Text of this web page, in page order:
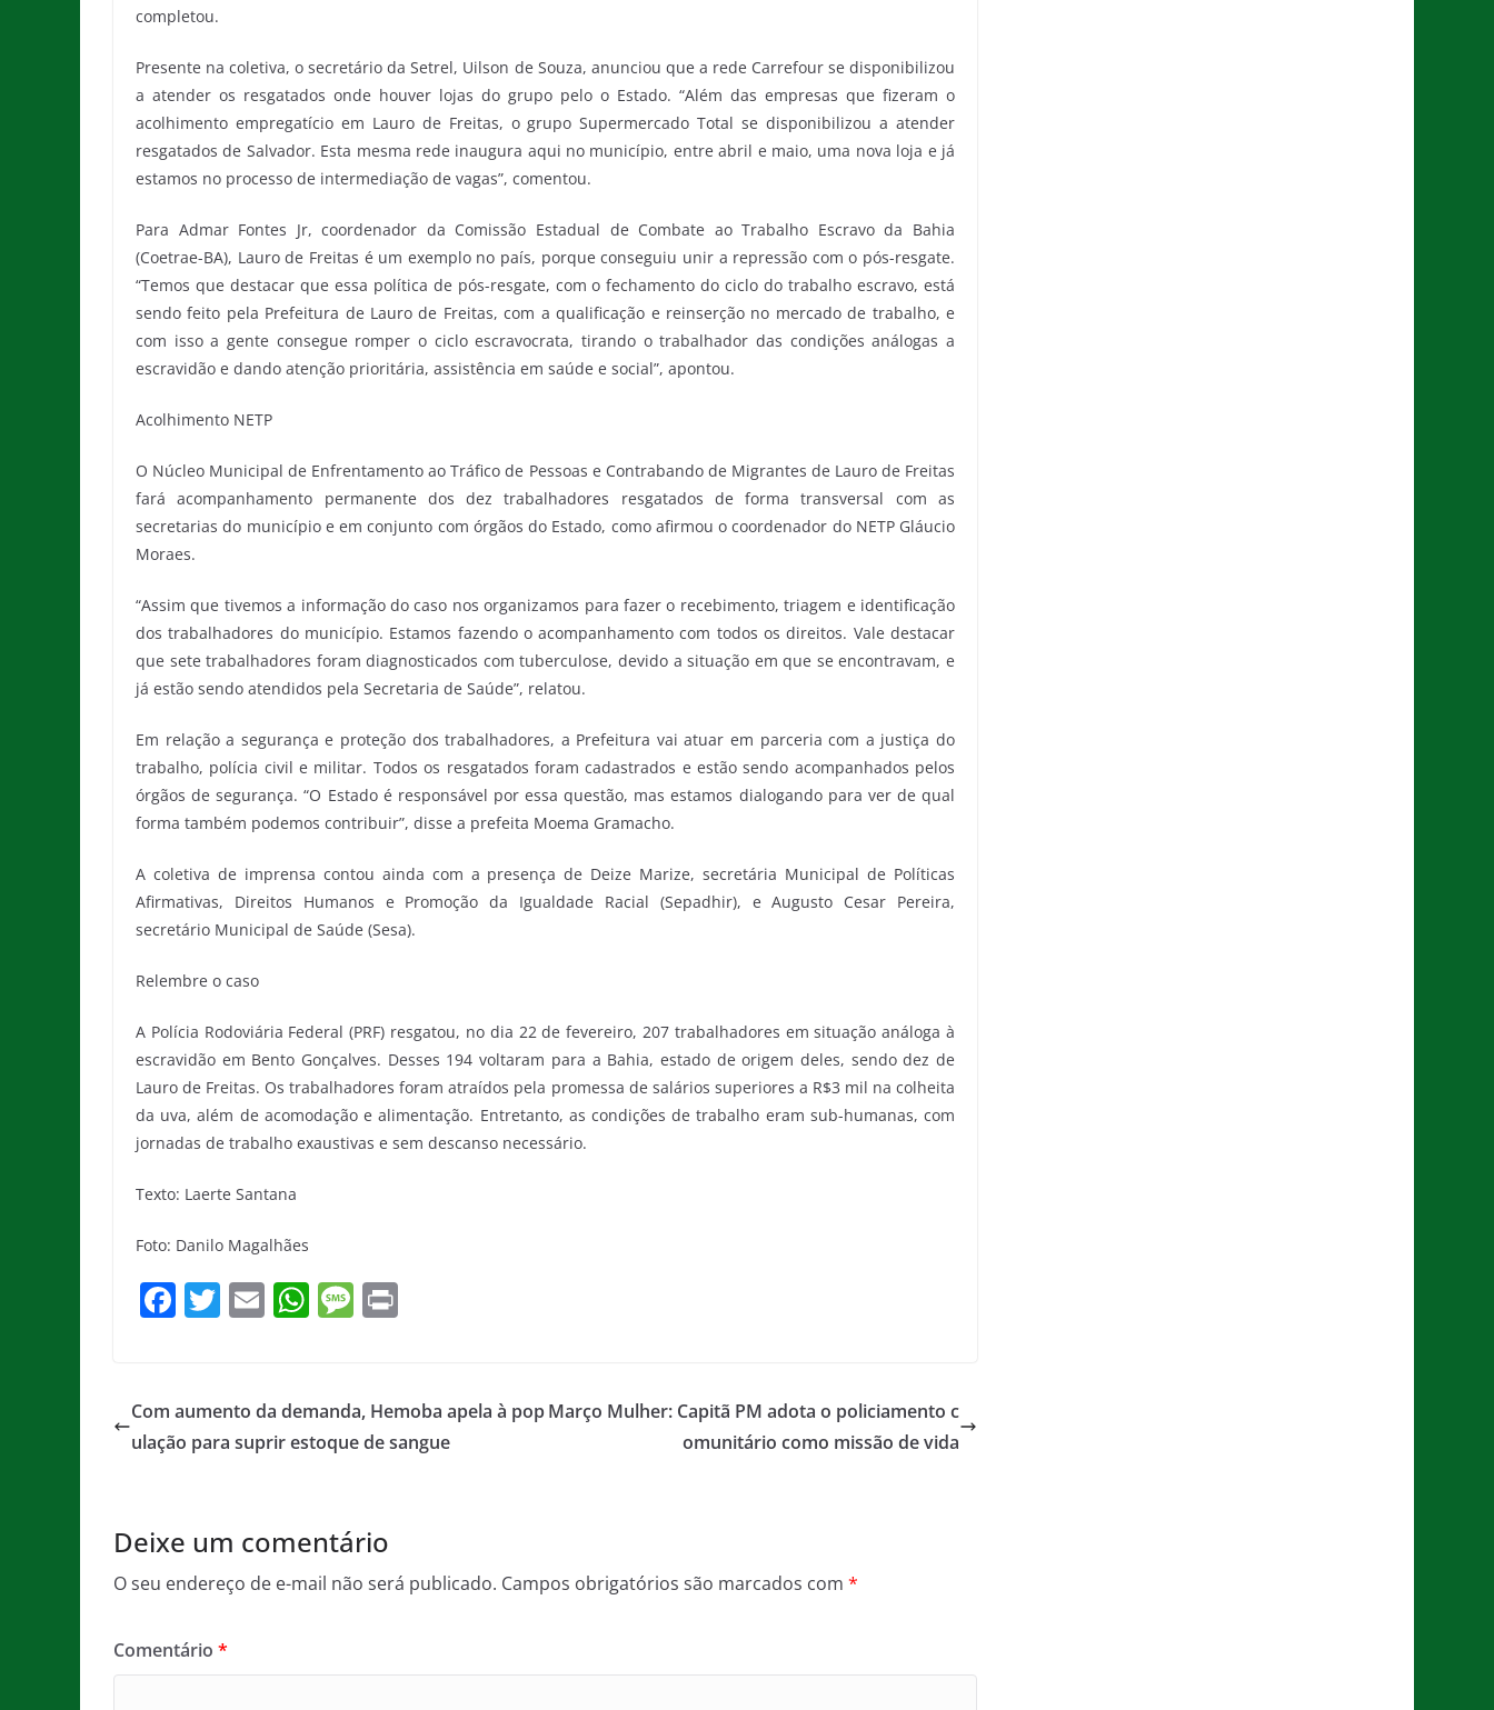
completou.
Presente na coletiva, o secretário da Setrel, Uilson de Souza, anunciou que a rede Carrefour se disponibilizou
a atender os resgatados onde houver lojas do grupo pelo o Estado. “Além das empresas que fizeram o
acolhimento empregatício em Lauro de Freitas, o grupo Supermercado Total se disponibilizou a atender
resgatados de Salvador. Esta mesma rede inaugura aqui no município, entre abril e maio, uma nova loja e já
estamos no processo de intermediação de vagas”, comentou.
Para Admar Fontes Jr, coordenador da Comissão Estadual de Combate ao Trabalho Escravo da Bahia
(Coetrae-BA), Lauro de Freitas é um exemplo no país, porque conseguiu unir a repressão com o pós-resgate.
“Temos que destacar que essa política de pós-resgate, com o fechamento do ciclo do trabalho escravo, está
sendo feito pela Prefeitura de Lauro de Freitas, com a qualificação e reinserção no mercado de trabalho, e
com isso a gente consegue romper o ciclo escravocrata, tirando o trabalhador das condições análogas a
escravidão e dando atenção prioritária, assistência em saúde e social”, apontou.
Acolhimento NETP
O Núcleo Municipal de Enfrentamento ao Tráfico de Pessoas e Contrabando de Migrantes de Lauro de Freitas
fará acompanhamento permanente dos dez trabalhadores resgatados de forma transversal com as
secretarias do município e em conjunto com órgãos do Estado, como afirmou o coordenador do NETP Gláucio
Moraes.
“Assim que tivemos a informação do caso nos organizamos para fazer o recebimento, triagem e identificação
dos trabalhadores do município. Estamos fazendo o acompanhamento com todos os direitos. Vale destacar
que sete trabalhadores foram diagnosticados com tuberculose, devido a situação em que se encontravam, e
já estão sendo atendidos pela Secretaria de Saúde”, relatou.
Em relação a segurança e proteção dos trabalhadores, a Prefeitura vai atuar em parceria com a justiça do
trabalho, polícia civil e militar. Todos os resgatados foram cadastrados e estão sendo acompanhados pelos
órgãos de segurança. “O Estado é responsável por essa questão, mas estamos dialogando para ver de qual
forma também podemos contribuir”, disse a prefeita Moema Gramacho.
A coletiva de imprensa contou ainda com a presença de Deize Marize, secretária Municipal de Políticas
Afirmativas, Direitos Humanos e Promoção da Igualdade Racial (Sepadhir), e Augusto Cesar Pereira,
secretário Municipal de Saúde (Sesa).
Relembre o caso
A Polícia Rodoviária Federal (PRF) resgatou, no dia 22 de fevereiro, 207 trabalhadores em situação análoga à
escravidão em Bento Gonçalves. Desses 194 voltaram para a Bahia, estado de origem deles, sendo dez de
Lauro de Freitas. Os trabalhadores foram atraídos pela promessa de salários superiores a R$3 mil na colheita
da uva, além de acomodação e alimentação. Entretanto, as condições de trabalho eram sub-humanas, com
jornadas de trabalho exaustivas e sem descanso necessário.
Texto: Laerte Santana
Foto: Danilo Magalhães
F
e
b
k
T
er
E
l
W
s
A
M
a
g
Com aumento da demanda, Hemoba apela à pop
ulação para suprir estoque de sangue
Março Mulher: Capitã PM adota o policiamento c
omunitário como missão de vida
Deixe um comentário
O seu endereço de e-mail não será publicado. Campos obrigatórios são marcados com *
Comentário *